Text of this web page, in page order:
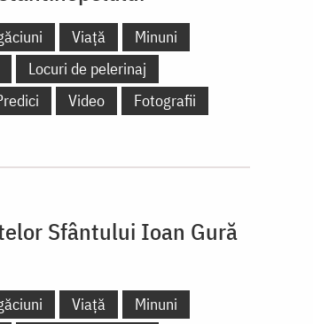
Viață
Minuni
Locuri de pelerinaj
Video Fotografii
Sfântului Ioan Gură
Viață
Minuni